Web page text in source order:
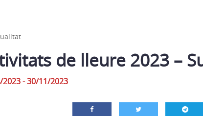
de lleure 2023 –
2023 - 30/11/2023